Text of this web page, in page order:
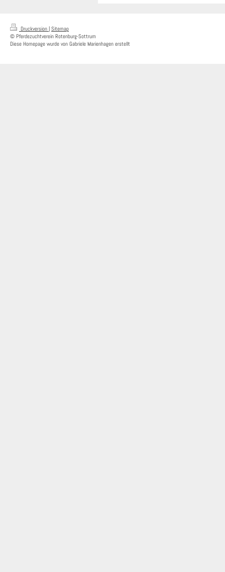
Druckversion | Sitemap
© Pferdezuchtverein Rotenburg-Sottrum
Diese Homepage wurde von Gabriele Marienhagen erstellt